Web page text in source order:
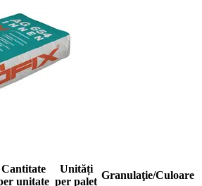
Cantitate
unitate
Unități
per palet
Granulaţie/Culoare